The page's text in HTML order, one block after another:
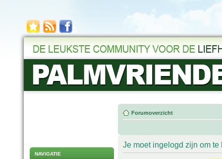
NAVIGATIE
Forumoverzicht
Je moet ingelogd zijn om